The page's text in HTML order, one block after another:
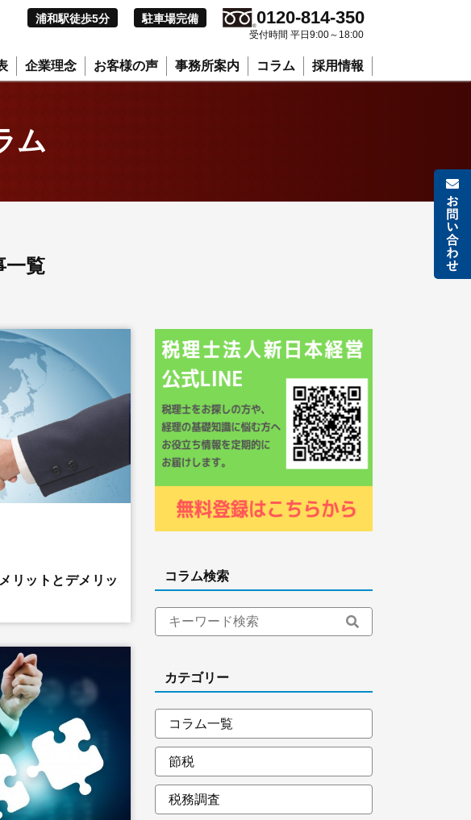
浦和駅徒歩5分 駐車場完備 0120-814-350
受付時間 平日9:00～18:00
企業理念 お客様の声 事務所案内 コラム 採用情報
ム
覧
リットとデメリッ
コラム検索
カテゴリー
コラム一覧
節税
税務調査